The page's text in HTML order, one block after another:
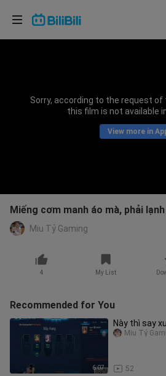
Sorry, according to the request of
this film is not available
View more in
Miếng cơm manh áo mà, phải
Miu Tỷ Gaming
4 My List
Recommended for You
6:07
Này thì say
52
Miu Tỷ
Choose your language